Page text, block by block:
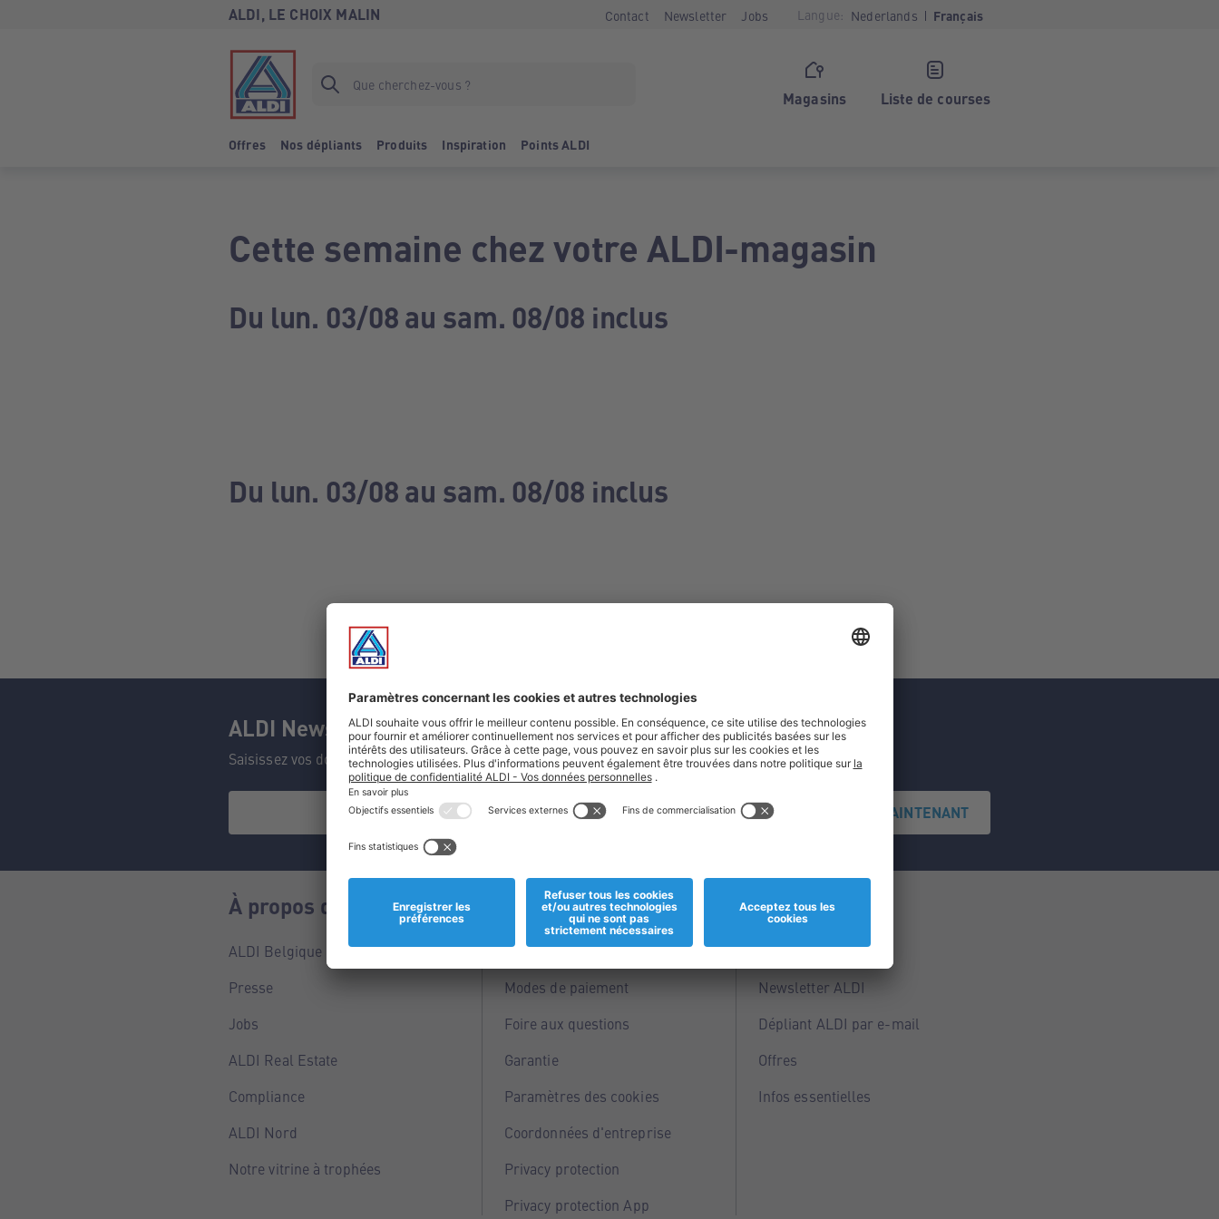
ALDI, LE CHOIX MALIN Contact Newsletter Jobs Langue: Nederlands Français
Magasins Liste de courses
Offres Nos dépliants Produits Inspiration Points ALDI
Cette semaine chez votre ALDI-magasin
Du lun. 03/08 au sam. 08/08 inclus
Du lun. 03/08 au sam. 08/08 inclus
ALDI Newsletter
Saisissez vos données et ne manquez aucune de nos offres.
S'INSCRIRE MAINTENANT
À propos de nous
ALDI Belgique
Presse
Jobs
ALDI Real Estate
Compliance
ALDI Nord
Notre vitrine à trophées
Informations
Magasins
Modes de paiement
Foire aux questions
Garantie
Paramètres des cookies
Coordonnées d'entreprise
Privacy protection
Privacy protection App
Service
Points ALDI
Newsletter ALDI
Dépliant ALDI par e-mail
Offres
Infos essentielles